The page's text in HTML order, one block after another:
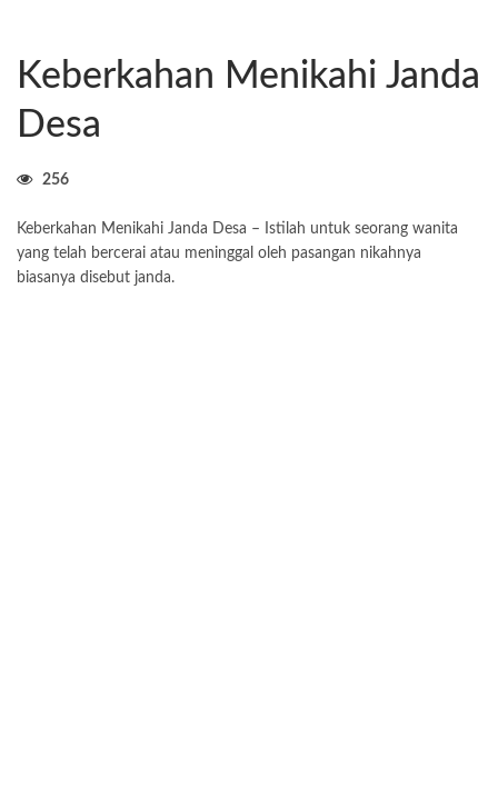
Keberkahan Menikahi Janda
Desa
256
Keberkahan Menikahi Janda Desa – Istilah untuk seorang wanita
yang telah bercerai atau meninggal oleh pasangan nikahnya
biasanya disebut janda.